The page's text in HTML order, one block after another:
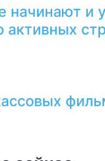
начинают и
активных